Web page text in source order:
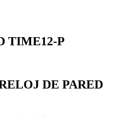
TIME12-P
DE PARED